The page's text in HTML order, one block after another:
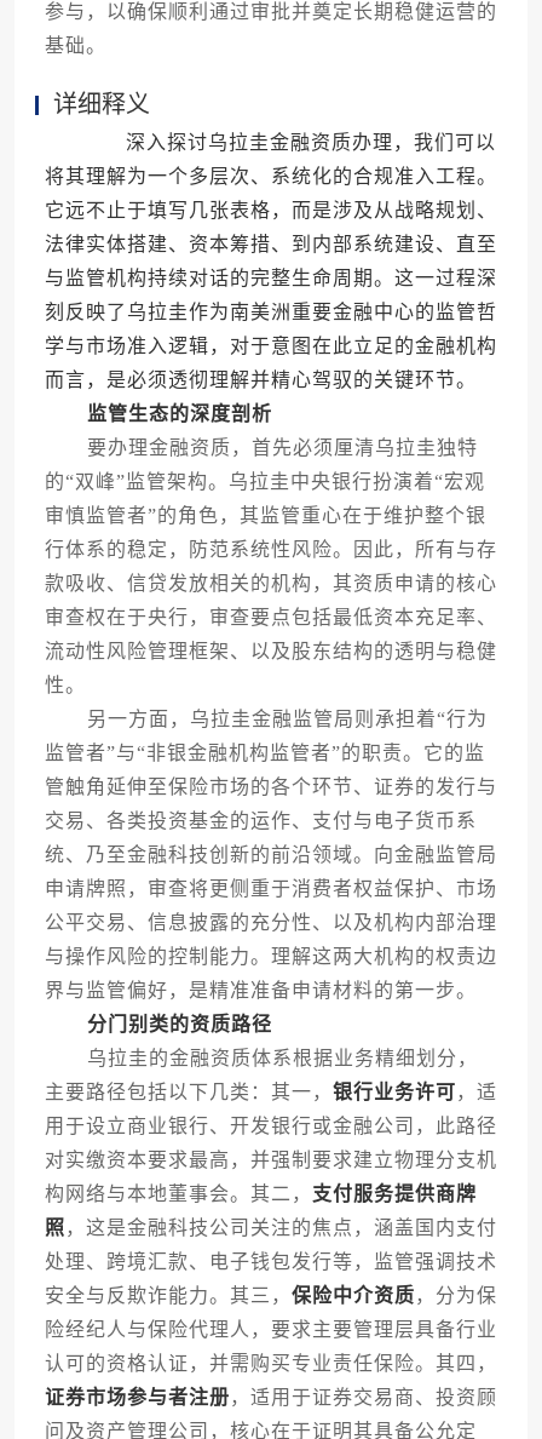
参与，以确保顺利通过审批并奠定长期稳健运营的
基础。
详细释义
深入探讨乌拉圭金融资质办理，我们可以
将其理解为一个多层次、系统化的合规准入工程。
它远不止于填写几张表格，而是涉及从战略规划、
法律实体搭建、资本筹措、到内部系统建设、直至
与监管机构持续对话的完整生命周期。这一过程深
刻反映了乌拉圭作为南美洲重要金融中心的监管哲
学与市场准入逻辑，对于意图在此立足的金融机构
而言，是必须透彻理解并精心驾驭的关键环节。
监管生态的深度剖析
要办理金融资质，首先必须厘清乌拉圭独特
的“双峰”监管架构。乌拉圭中央银行扮演着“宏观
审慎监管者”的角色，其监管重心在于维护整个银
行体系的稳定，防范系统性风险。因此，所有与存
款吸收、信贷发放相关的机构，其资质申请的核心
审查权在于央行，审查要点包括最低资本充足率、
流动性风险管理框架、以及股东结构的透明与稳健
性。
另一方面，乌拉圭金融监管局则承担着“行为
监管者”与“非银金融机构监管者”的职责。它的监
管触角延伸至保险市场的各个环节、证券的发行与
交易、各类投资基金的运作、支付与电子货币系
统、乃至金融科技创新的前沿领域。向金融监管局
申请牌照，审查将更侧重于消费者权益保护、市场
公平交易、信息披露的充分性、以及机构内部治理
与操作风险的控制能力。理解这两大机构的权责边
界与监管偏好，是精准准备申请材料的第一步。
分门别类的资质路径
乌拉圭的金融资质体系根据业务精细划分，
主要路径包括以下几类：其一， 银行业务许可 ，适
用于设立商业银行、开发银行或金融公司，此路径
对实缴资本要求最高，并强制要求建立物理分支机
构网络与本地董事会。其二， 支付服务提供商牌
照 ，这是金融科技公司关注的焦点，涵盖国内支付
处理、跨境汇款、电子钱包发行等，监管强调技术
安全与反欺诈能力。其三， 保险中介资质 ，分为保
险经纪人与保险代理人，要求主要管理层具备行业
认可的资格认证，并需购买专业责任保险。其四，
证券市场参与者注册 ，适用于证券交易商、投资顾
问及资产管理公司，核心在于证明其具备公允定